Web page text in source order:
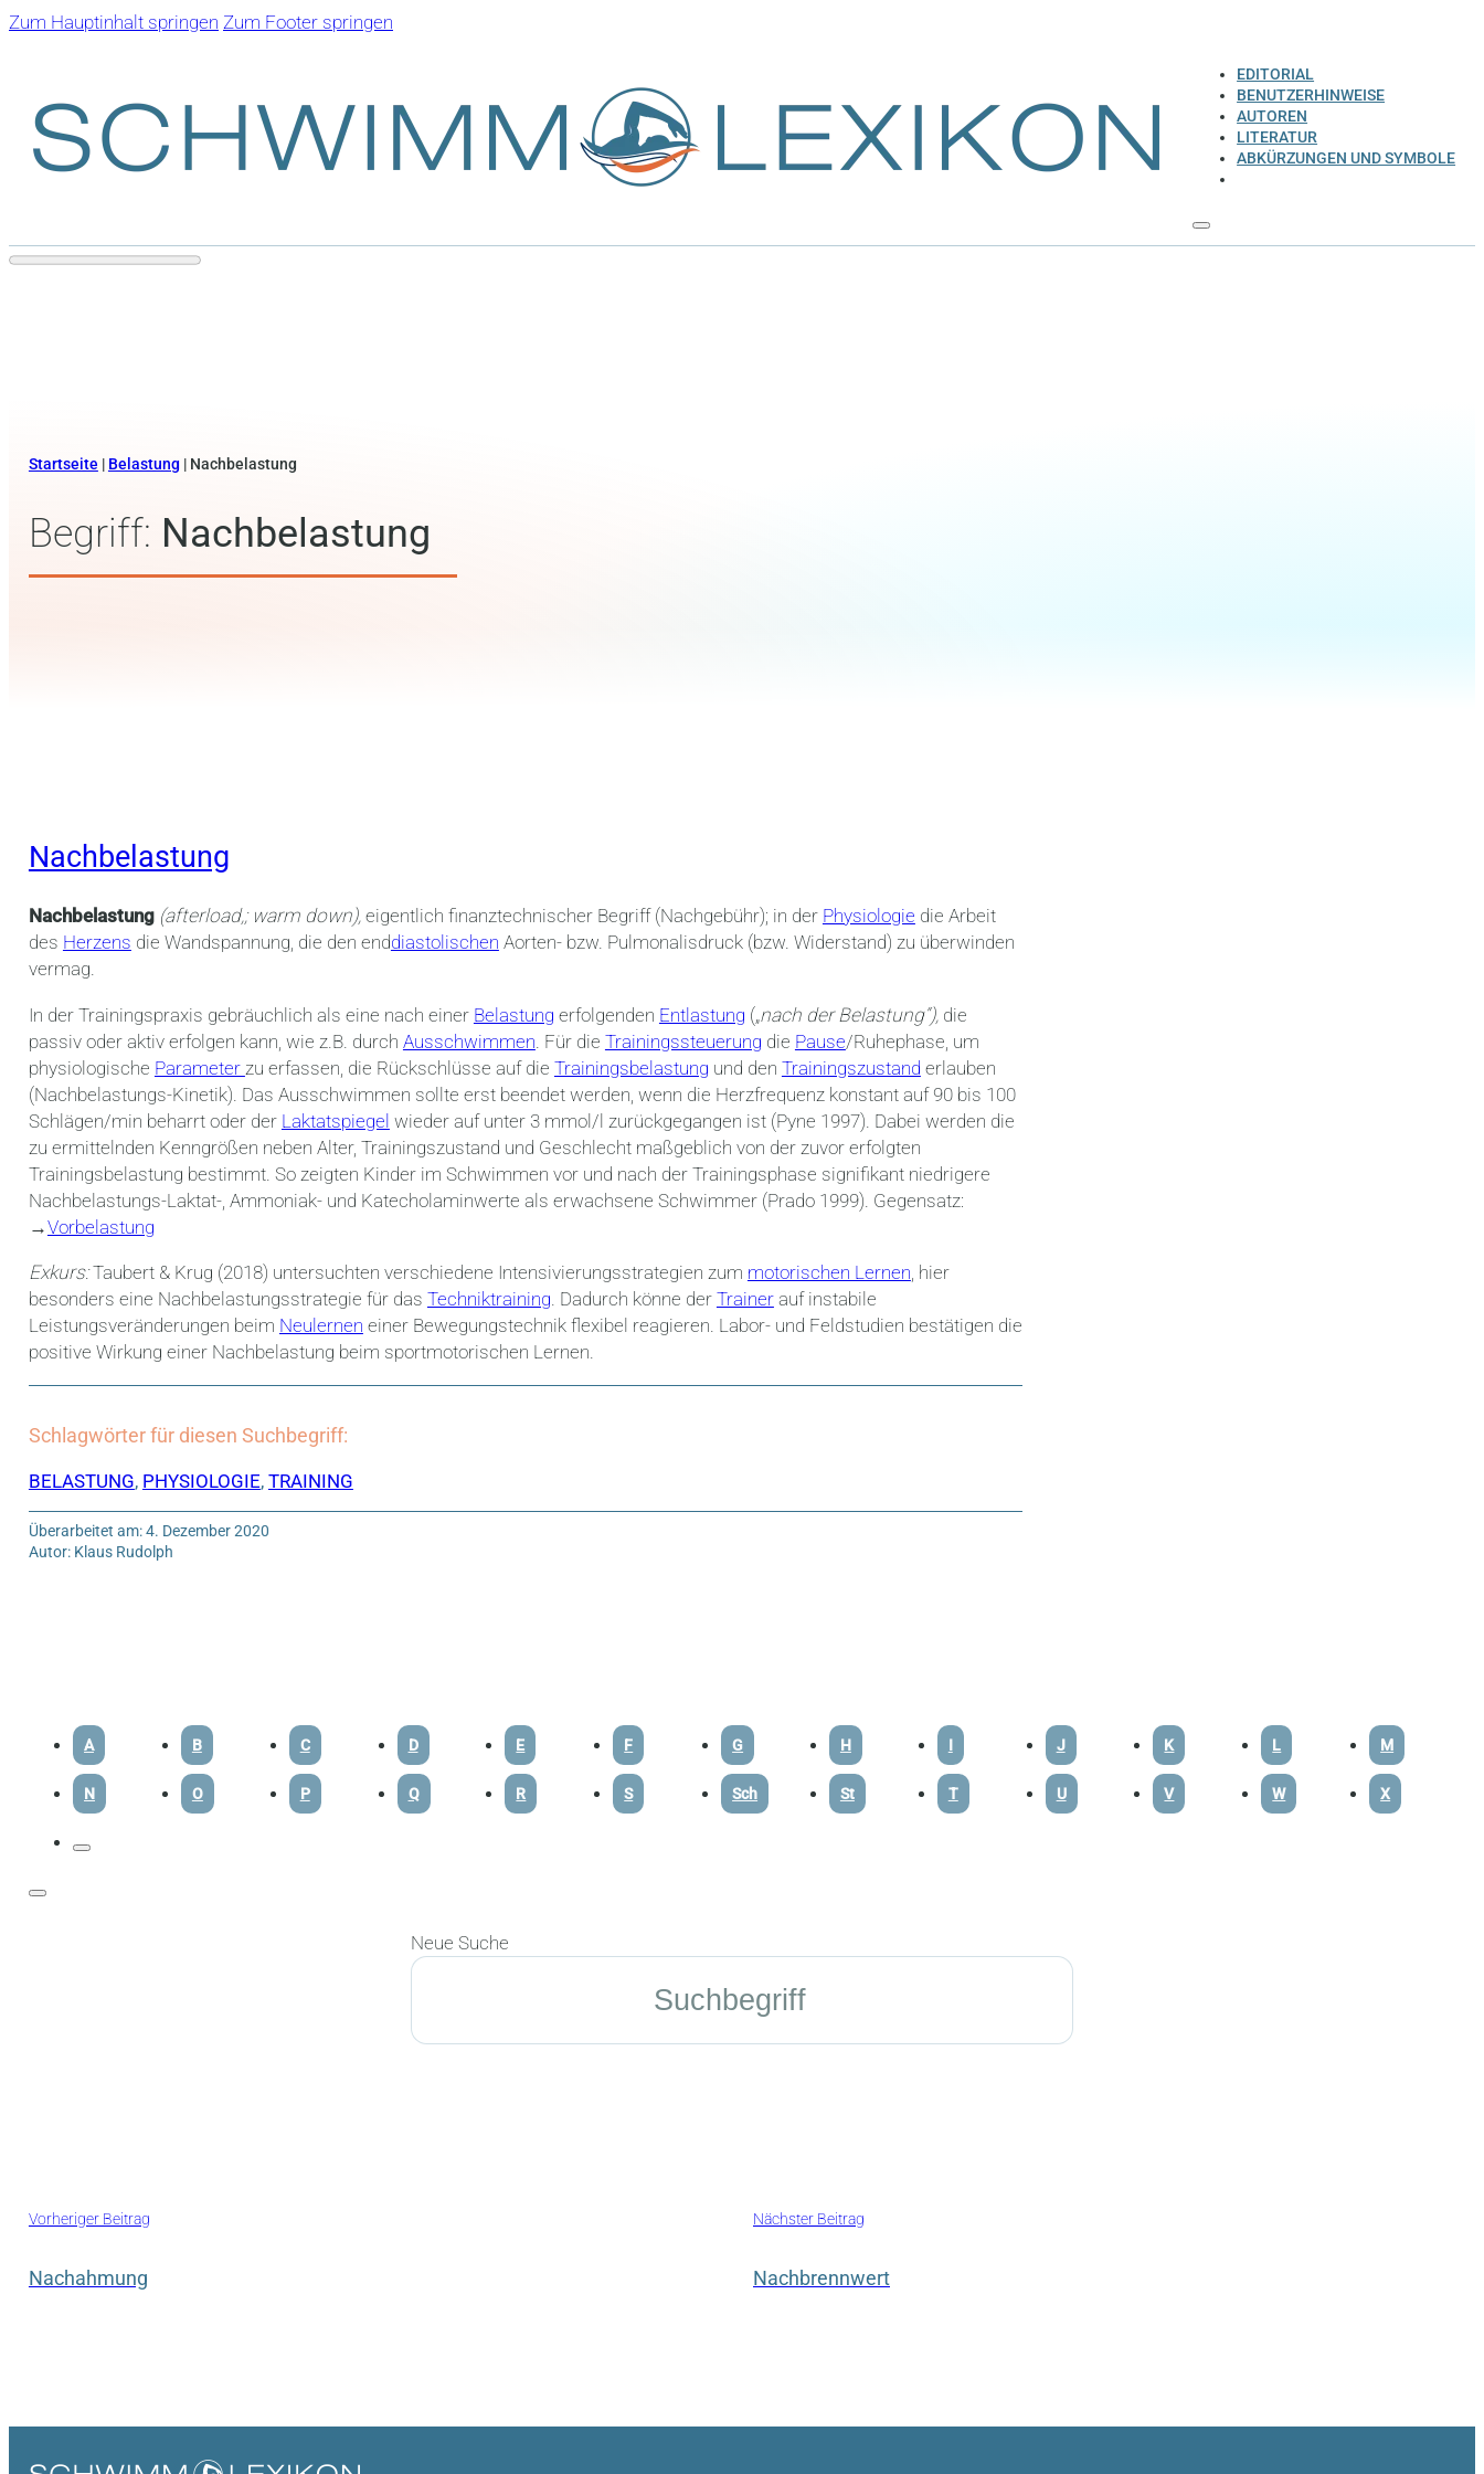
Zum Hauptinhalt springen Zum Footer springen
EDITORIAL
BENUTZERHINWEISE
AUTOREN
LITERATUR
ABKÜRZUNGEN UND SYMBOLE
Startseite | Belastung | Nachbelastung
Begriff: Nachbelastung
Nachbelastung
Nachbelastung (afterload,; warm down), eigentlich finanztechnischer Begriff (Nachgebühr); in der Physiologie die Arbeit
des Herzens die Wandspannung, die den enddiastolischen Aorten- bzw. Pulmonalisdruck (bzw. Widerstand) zu überwinden
vermag.
In der Trainingspraxis gebräuchlich als eine nach einer Belastung erfolgenden Entlastung („nach der Belastung“), die
passiv oder aktiv erfolgen kann, wie z.B. durch Ausschwimmen . Für die Trainingssteuerung die Pause/Ruhephase, um
physiologische Parameter zu erfassen, die Rückschlüsse auf die Trainingsbelastung und den Trainingszustand erlauben
(Nachbelastungs-Kinetik). Das Ausschwimmen sollte erst beendet werden, wenn die Herzfrequenz konstant auf 90 bis 100
Schlägen/min beharrt oder der Laktatspiegel wieder auf unter 3 mmol/l zurückgegangen ist (Pyne 1997). Dabei werden die
zu ermittelnden Kenngrößen neben Alter, Trainingszustand und Geschlecht maßgeblich von der zuvor erfolgten
Trainingsbelastung bestimmt. So zeigten Kinder im Schwimmen vor und nach der Trainingsphase signifikant niedrigere
Nachbelastungs-Laktat-, Ammoniak- und Katecholaminwerte als erwachsene Schwimmer (Prado 1999). Gegensatz:
→Vorbelastung
Exkurs:Taubert & Krug (2018) untersuchten verschiedene Intensivierungsstrategien zum motorischen Lernen, hier
besonders eine Nachbelastungsstrategie für das Techniktraining. Dadurch könne der Trainerauf instabile
Leistungsveränderungen beim Neulernen einer Bewegungstechnik flexibel reagieren. Labor- und Feldstudien bestätigen die
positive Wirkung einer Nachbelastung beim sportmotorischen Lernen.
Schlagwörter für diesen Suchbegriff:
BELASTUNG, PHYSIOLOGIE, TRAINING
Überarbeitet am: 4. Dezember 2020
Autor: Klaus Rudolph
A B C D E F G H I J K L M
N O P Q R S Sch St T U V W X
Neue Suche
Suchen
Vorheriger Beitrag
Nachahmung
Nächster Beitrag
Nachbrennwert